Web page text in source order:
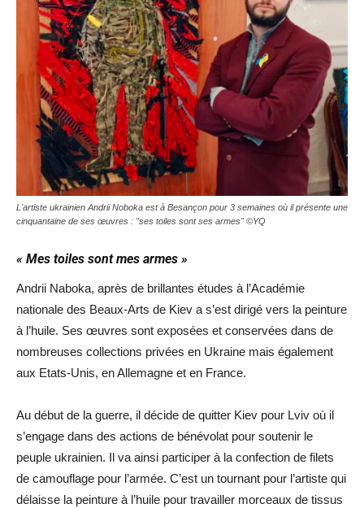
L'artiste ukrainien Andrii Noboka est à Besançon pour 3 semaines où il présente une
cinquantaine de ses œuvres : "ses toiles sont ses armes" ©YQ
« Mes toiles sont mes armes »
Andrii Naboka, après de brillantes études à l’Académie
nationale des Beaux-Arts de Kiev a s’est dirigé vers la peinture
à l’huile. Ses œuvres sont exposées et conservées dans de
nombreuses collections privées en Ukraine mais également
aux Etats-Unis, en Allemagne et en France.
Au début de la guerre, il décide de quitter Kiev pour Lviv où il
s’engage dans des actions de bénévolat pour soutenir le
peuple ukrainien. Il va ainsi participer à la confection de filets
de camouflage pour l’armée. C’est un tournant pour l’artiste qui
délaisse la peinture à l’huile pour travailler morceaux de tissus